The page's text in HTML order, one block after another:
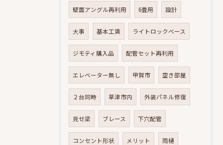
壁面アングル再利用 6畳用 設計
大事 基本工賃 ライトロックベース
ジモティ購入品 配管セット再利用
エレベーター無し 甲賀市 空き部屋
２台同時 草津市内 外装パネル修復
見せ梁 ブレース 下穴配管
コンセント形状 メリット 雨樋